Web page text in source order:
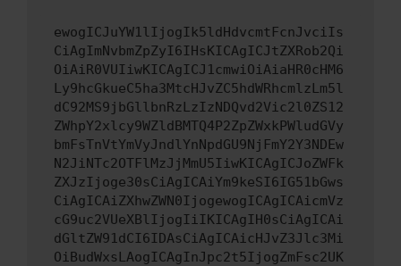
ewogICJuYW1lIjogIk5ldHdvcmtFcnJvciIs
CiAgImNvbmZpZyI6IHsKICAgICJtZXRob2Qi
OiAiR0VUIiwKICAgICJ1cmwiOiAiaHR0cHM6
Ly9hcGkueC5ha3MtcHJvZC5hdWRhcmlzLm5l
dC92MS9jbGllbnRzLzIzNDQvd2Vic2l0ZS12
ZWhpY2xlcy9WZldBMTQ4P2ZpZWxkPWludGVy
bmFsTnVtYmVyJndlYnNpdGU9NjFmY2Y3NDEw
N2JiNTc2OTFlMzJjMmU5IiwKICAgICJoZWFk
ZXJzIjoge30sCiAgICAiYm9keSI6IG51bGws
CiAgICAiZXhwZWN0IjogewogICAgICAicmVz
cG9uc2VUeXBlIjogIiIKICAgIH0sCiAgICAi
dGltZW91dCI6IDAsCiAgICAicHJvZ3Jlc3Mi
OiBudWxsLAogICAgInJpc2t5IjogZmFsc2UK